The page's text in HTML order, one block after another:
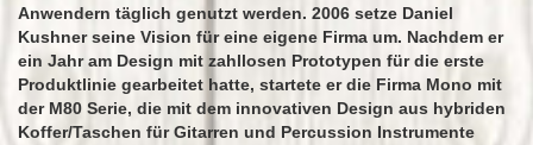
Anwendern täglich genutzt werden. 2006 setze Daniel
Kushner seine Vision für eine eigene Firma um. Nachdem er
ein Jahr am Design mit zahllosen Prototypen für die erste
Produktlinie gearbeitet hatte, startete er die Firma Mono mit
der M80 Serie, die mit dem innovativen Design aus hybriden
Koffer/Taschen für Gitarren und Percussion Instrumente